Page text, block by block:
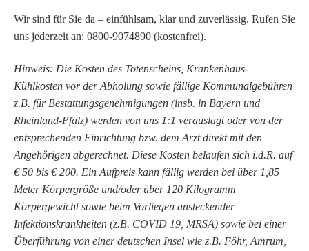
Wir sind für Sie da – einfühlsam, klar und zuverlässig. Rufen Sie
uns jederzeit an: 0800-9074890 (kostenfrei).
Hinweis: Die Kosten des Totenscheins, Krankenhaus-
Kühlkosten vor der Abholung sowie fällige Kommunalgebühren
z.B. für Bestattungsgenehmigungen (insb. in Bayern und
Rheinland-Pfalz) werden von uns 1:1 verauslagt oder von der
entsprechenden Einrichtung bzw. dem Arzt direkt mit den
Angehörigen abgerechnet. Diese Kosten belaufen sich i.d.R. auf
€ 50 bis € 200. Ein Aufpreis kann fällig werden bei über 1,85
Meter Körpergröße und/oder über 120 Kilogramm
Körpergewicht sowie beim Vorliegen ansteckender
Infektionskrankheiten (z.B. COVID 19, MRSA) sowie bei einer
Überführung von einer deutschen Insel wie z.B. Föhr, Amrum,